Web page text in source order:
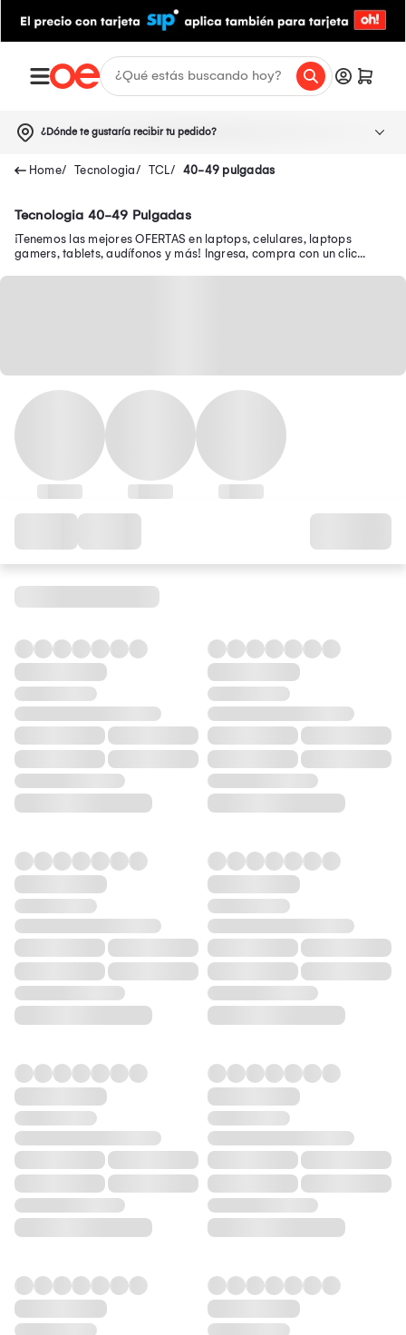
¿Dónde te gustaría recibir tu pedido?
Tecnologia TCL 40-49 pulgadas
Tecnologia 40-49 Pulgadas
¡Tenemos las mejores OFERTAS en laptops, celulares, laptops
gamers, tablets, audífonos y más! Ingresa, compra con un clic